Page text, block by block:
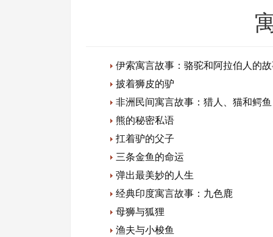
伊索寓言故事：骆驼和阿拉伯人的
披着狮皮的驴
非洲民间寓言故事：猎人、猫和鳄鱼
熊的秘密私语
扛着驴的父子
三条金鱼的命运
弹出最美妙的人生
经典印度寓言故事：九色鹿
母狮与狐狸
渔夫与小梭鱼